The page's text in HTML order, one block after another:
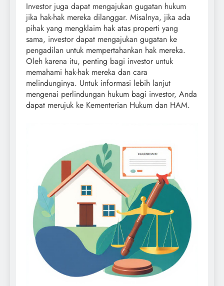
Investor juga dapat mengajukan gugatan hukum
jika hak-hak mereka dilanggar. Misalnya, jika ada
pihak yang mengklaim hak atas properti yang
sama, investor dapat mengajukan gugatan ke
pengadilan untuk mempertahankan hak mereka.
Oleh karena itu, penting bagi investor untuk
memahami hak-hak mereka dan cara
melindunginya. Untuk informasi lebih lanjut
mengenai perlindungan hukum bagi investor, Anda
dapat merujuk ke Kementerian Hukum dan HAM.